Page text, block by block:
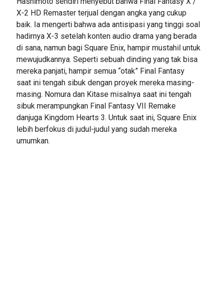
X-2 HD Remaster terjual dengan angka yang cukup
baik. Ia mengerti bahwa ada antisipasi yang tinggi soal
hadirnya X-3 setelah konten audio drama yang berada
di sana, namun bagi Square Enix, hampir mustahil untuk
mewujudkannya. Seperti sebuah dinding yang tak bisa
mereka panjati, hampir semua “otak” Final Fantasy
saat ini tengah sibuk dengan proyek mereka masing-
masing. Nomura dan Kitase misalnya saat ini tengah
sibuk merampungkan Final Fantasy VII Remake
danjuga Kingdom Hearts 3. Untuk saat ini, Square Enix
lebih berfokus di judul-judul yang sudah mereka
umumkan.